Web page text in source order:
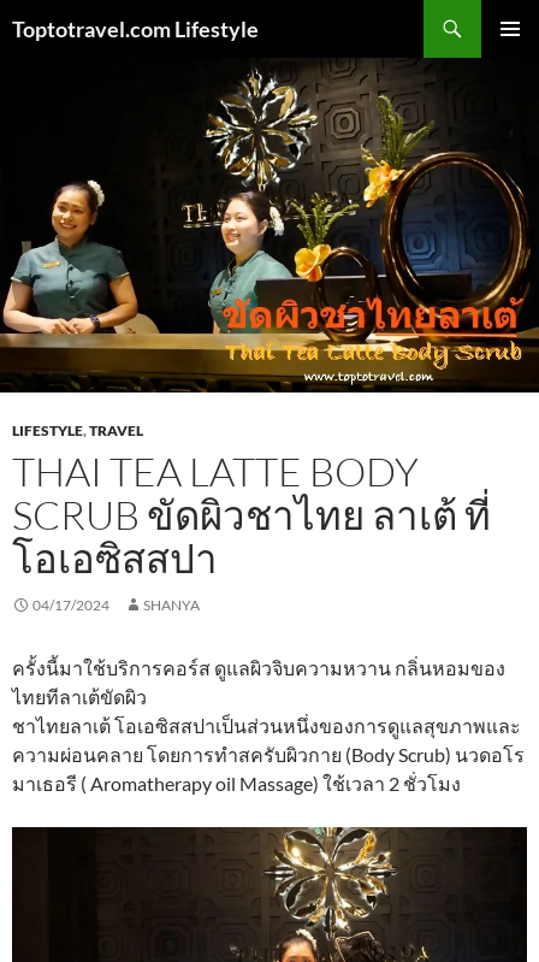
Toptotravel.com Lifestyle
LIFESTYLE,TRAVEL
THAI TEA LATTE BODY
SCRUB ขัดผิวชาไทย ลาเต้ ที่
โอเอซิสสปา
04/17/2024 SHANYA
ครั้งนี้มาใช้บริการคอร์ส ดูแลผิวจิบความหวาน กลิ่นหอมของ
ไทยทีลาเต้ขัดผิว
ชาไทยลาเต้ โอเอซิสสปาเป็นส่วนหนึ่งของการดูแลสุขภาพและ
ความผ่อนคลาย โดยการทำสครับผิวกาย (Body Scrub) นวดอโร
มาเธอรี ( Aromatherapy oil Massage) ใช้เวลา 2 ชั่วโมง